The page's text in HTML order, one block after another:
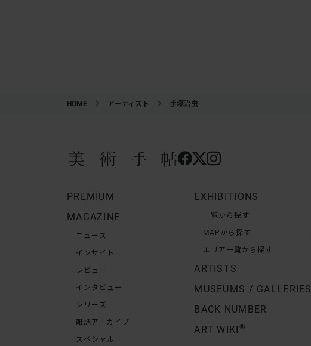
HOME アーティスト 手塚治虫
PREMIUM
MAGAZINE
ニュース
インサイト
レビュー
インタビュー
シリーズ
雑誌アーカイブ
スペシャル
EXHIBITIONS
一覧から探す
MAPから探す
エリア一覧から探す
ARTISTS
MUSEUMS / GALLERIES
BACK NUMBER
ART WIKI ®